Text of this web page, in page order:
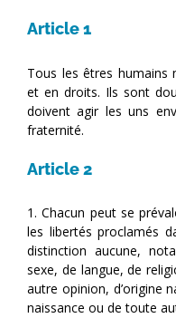
Article 1
Tous les êtres humains
et en droits. Ils sont
doivent agir les uns
fraternité.
Article 2
1. Chacun peut se
les libertés proclamés
distinction aucune,
sexe, de langue, de
autre opinion, d’origine
naissance ou de toute